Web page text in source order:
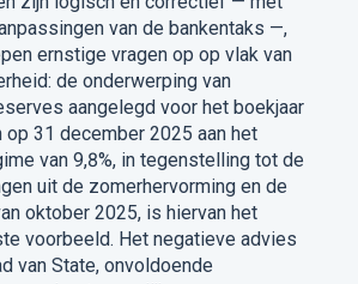
van de bankentaks —,
ernstige vragen op op vlak van
de onderwerping van
aangelegd voor het boekjaar
31 december 2025 aan het
van 9,8%, in tegenstelling tot de
uit de zomerhervorming en de
oktober 2025, is hiervan het
voorbeeld. Het negatieve advies
van State, onvoldoende